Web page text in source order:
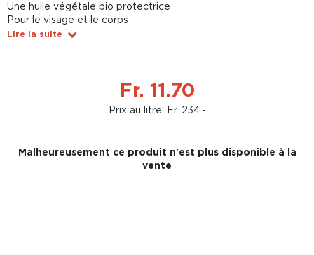
Une huile végétale bio protectrice
Pour le visage et le corps
Lire la suite
Fr. 11.70
Prix au litre: Fr. 234.-
Malheureusement ce produit n'est plus disponible à la
vente